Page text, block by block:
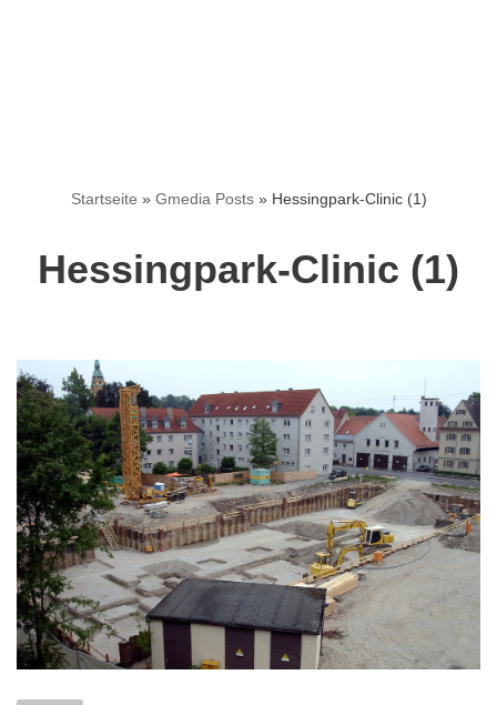
Startseite » Gmedia Posts» Hessingpark-Clinic (1)
Hessingpark-Clinic (1)